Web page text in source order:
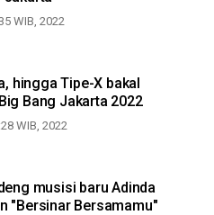
WIB, 2022
hingga Tipe-X bakal
Bang Jakarta 2022
WIB, 2022
musisi baru Adinda
"Bersinar Bersamamu"